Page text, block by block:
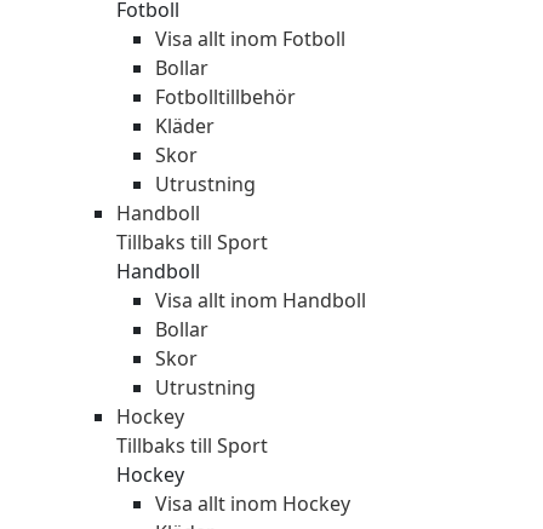
Fotboll
Visa allt inom Fotboll
Bollar
Fotbolltillbehör
Kläder
Skor
Utrustning
Handboll
Tillbaks till Sport
Handboll
Visa allt inom Handboll
Bollar
Skor
Utrustning
Hockey
Tillbaks till Sport
Hockey
Visa allt inom Hockey